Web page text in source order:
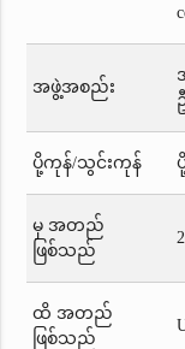
အဖွဲ့အစည်း
ပို့ကုန်/သွင်းကုန်
မှ အတည်
ဖြစ်သည်
ထိ အတည်
ဖြစ်သည်